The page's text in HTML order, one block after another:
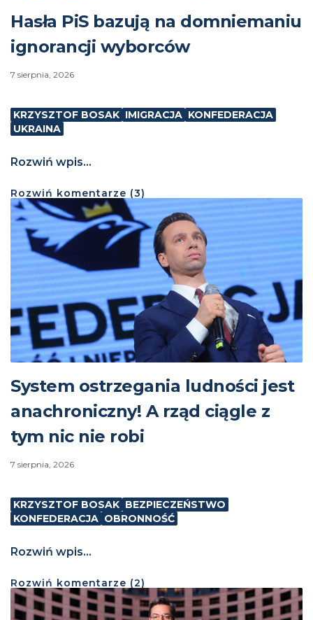
Hasła PiS bazują na domniemaniu
ignorancji wyborców
7 sierpnia, 2026
KRZYSZTOF BOSAK IMIGRACJA KONFEDERACJA
UKRAINA
Rozwiń wpis...
Rozwiń komentarze (3)
System ostrzegania ludności jest
anachroniczny! A rząd ciągle z
tym nic nie robi
7 sierpnia, 2026
KRZYSZTOF BOSAK BEZPIECZEŃSTWO
KONFEDERACJA OBRONNOŚĆ
Rozwiń wpis...
Rozwiń komentarze (2)